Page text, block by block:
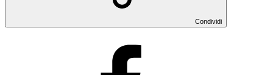
Condividi